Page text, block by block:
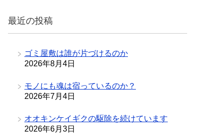
ー
最近の投稿
ゴミ屋敷は誰が片づけるのか
2026年8月4日
モノにも魂は宿っているのか？
2026年7月4日
オオキンケイギクの駆除を続けています
2026年6月3日